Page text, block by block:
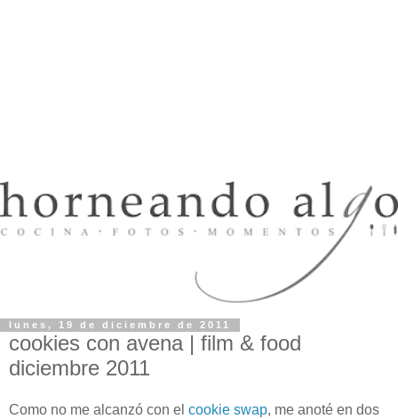
lunes, 19 de diciembre de 2011
cookies con avena | film & food
diciembre 2011
Como no me alcanzó con el cookie swap, me anoté en dos